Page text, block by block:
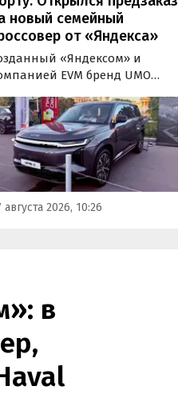
новый семейный
от «Яндекса»
«Яндексом» и
EVM бренд UMO
свою вторую модель
гибридный
UMO 8 с полным
Его уже можно
в двух версиях: Max за
000 рублей и Ultra за 6 415
рублей без учета
августа 2026, 10:26
в